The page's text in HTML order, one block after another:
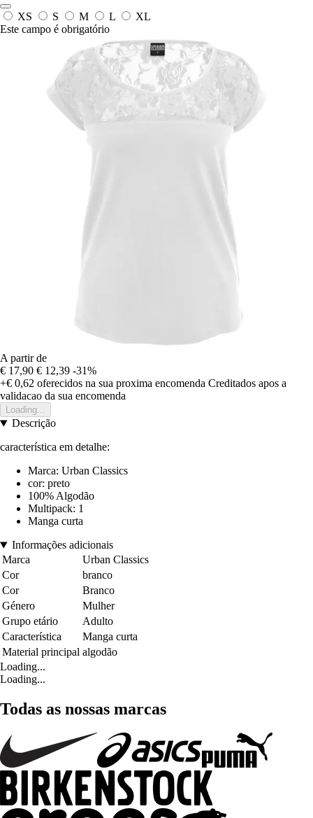
XS S M L
XL
Este campo é obrigatório
A partir de
€ 17,90 € 12,39 -31%
+€ 0,62 oferecidos na sua proxima encomenda Creditados apos a
validacao da sua encomenda
Loading...
Descrição
característica em detalhe:
Marca: Urban Classics
cor: preto
100% Algodão
Multipack: 1
Manga curta
Informações adicionais
Marca
Urban Classics
Cor
branco
Cor
Branco
Género
Mulher
Grupo etário
Adulto
Característica
Manga curta
Material principal algodão
Loading...
Loading...
Todas as nossas marcas